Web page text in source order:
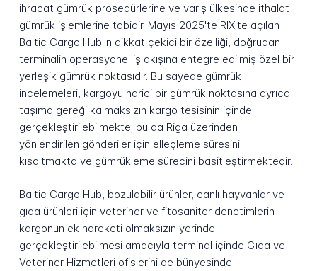
ihracat gümrük prosedürlerine ve varış ülkesinde ithalat
gümrük işlemlerine tabidir. Mayıs 2025'te RIX'te açılan
Baltic Cargo Hub'ın dikkat çekici bir özelliği, doğrudan
terminalin operasyonel iş akışına entegre edilmiş özel bir
yerleşik gümrük noktasıdır. Bu sayede gümrük
incelemeleri, kargoyu harici bir gümrük noktasına ayrıca
taşıma gereği kalmaksızın kargo tesisinin içinde
gerçekleştirilebilmekte; bu da Riga üzerinden
yönlendirilen gönderiler için elleçleme süresini
kısaltmakta ve gümrükleme sürecini basitleştirmektedir.
Baltic Cargo Hub, bozulabilir ürünler, canlı hayvanlar ve
gıda ürünleri için veteriner ve fitosaniter denetimlerin
kargonun ek hareketi olmaksızın yerinde
gerçekleştirilebilmesi amacıyla terminal içinde Gıda ve
Veteriner Hizmetleri ofislerini de bünyesinde